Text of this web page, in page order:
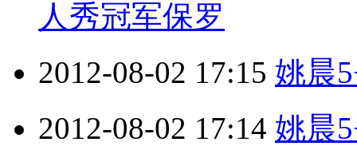
人秀冠军保罗
2012-08-02 17:15 姚晨
2012-08-02 17:14 姚晨